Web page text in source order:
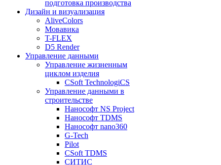
подготовка производства
Дизайн и визуализация
AliveColors
Мовавика
T-FLEX
D5 Render
Управление данными
Управление жизненным
циклом изделия
CSoft TechnologiCS
Управление данными в
строительстве
Нанософт NS Project
Нанософт TDMS
Нанософт nano360
G-Tech
Pilot
CSoft TDMS
СИТИС